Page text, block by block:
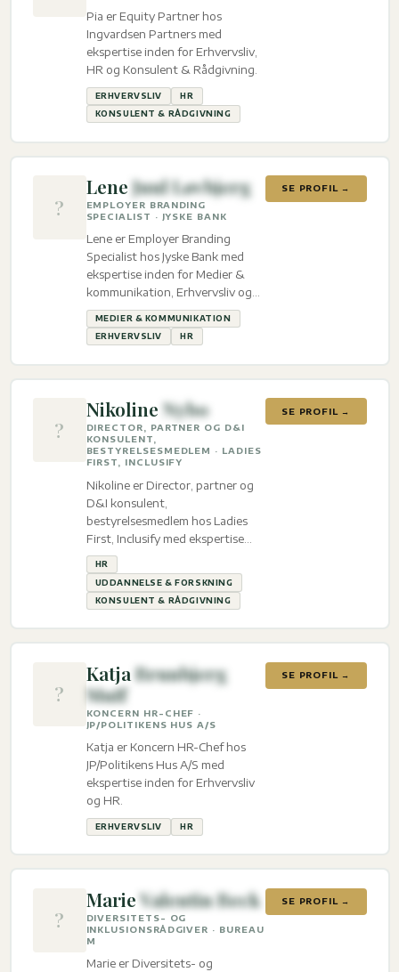
Pia er Equity Partner hos
Ingvardsen Partners med
ekspertise inden for Erhvervsliv,
HR og Konsulent & Rådgivning.
ERHVERVSLIV
HR
KONSULENT & RÅDGIVNING
?
LeneJuul Løvbjerg
EMPLOYER BRANDING
SPECIALIST · JYSKE BANK
Lene er Employer Branding
Specialist hos Jyske Bank med
ekspertise inden for Medier &
kommunikation, Erhvervsliv og
HR.
MEDIER & KOMMUNIKATION
ERHVERVSLIV
HR
SE PROFIL →
?
Nikoline Nybo
DIRECTOR, PARTNER OG D&I
KONSULENT,
BESTYRELSESMEDLEM · LADIES
FIRST, INCLUSIFY
Nikoline er Director, partner og
D&I konsulent,
bestyrelsesmedlem hos Ladies
First, Inclusify med ekspertise
inden for HR, Uddannelse &
Forskning og Konsulent &
Rådgivning.
HR
UDDANNELSE & FORSKNING
KONSULENT & RÅDGIVNING
SE PROFIL →
?
KatjaBrunbjerg
Muff
KONCERN HR-CHEF ·
JP/POLITIKENS HUS A/S
Katja er Koncern HR-Chef hos
JP/Politikens Hus A/S med
ekspertise inden for Erhvervsliv
og HR.
ERHVERVSLIV HR
SE PROFIL →
?
MarieValentin Beck
DIVERSITETS- OG
INKLUSIONSRÅDGIVER · BUREAU
M
Marie er Diversitets- og
SE PROFIL →